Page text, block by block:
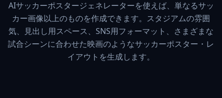
AIサッカーポスタージェネレーターを使えば、単なるサッ
カー画像以上のものを作成できます。スタジアムの雰囲
気、見出し用スペース、SNS用フォーマット、さまざまな
試合シーンに合わせた映画のようなサッカーポスター・レ
イアウトを生成します。